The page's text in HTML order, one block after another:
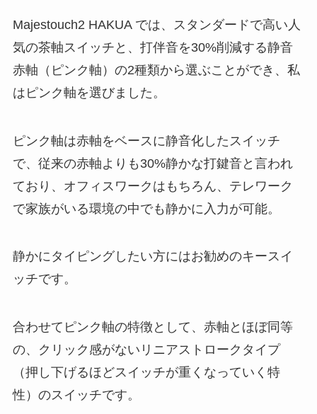
Majestouch2 HAKUA では、スタンダードで高い人
気の茶軸スイッチと、打伴音を30%削減する静音
赤軸（ピンク軸）の2種類から選ぶことができ、私
はピンク軸を選びました。
ピンク軸は赤軸をベースに静音化したスイッチ
で、従来の赤軸よりも30%静かな打鍵音と言われ
ており、オフィスワークはもちろん、テレワーク
で家族がいる環境の中でも静かに入力が可能。
静かにタイピングしたい方にはお勧めのキースイ
ッチです。
合わせてピンク軸の特徴として、赤軸とほぼ同等
の、クリック感がないリニアストロークタイプ
（押し下げるほどスイッチが重くなっていく特
性）のスイッチです。